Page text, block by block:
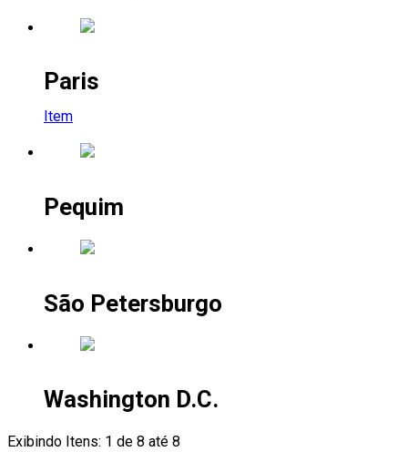
Paris
Item
Pequim
São Petersburgo
Washington D.C.
Exibindo Itens: 1 de 8 até 8